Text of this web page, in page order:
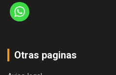
Otras paginas